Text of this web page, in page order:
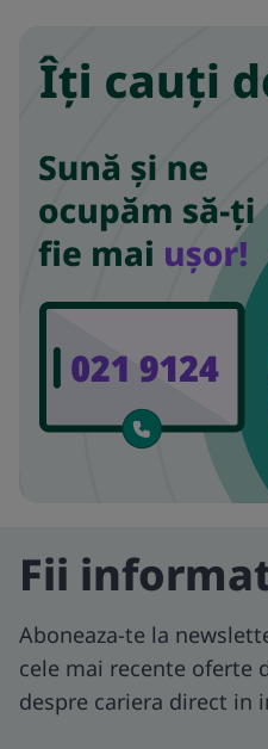
Fii
Aboneaza-te la
cele mai recente oferte
despre cariera direct in